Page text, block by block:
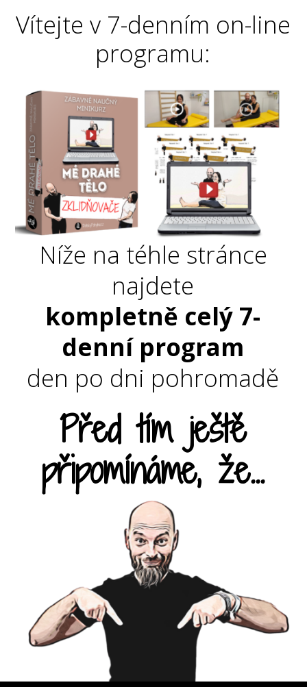
Vítejte v 7-denním on-line
programu:
Níže na téhle stránce
najdete
kompletně celý 7-
denní program
den po dni pohromadě
Před tím ještě
připomínáme, že...